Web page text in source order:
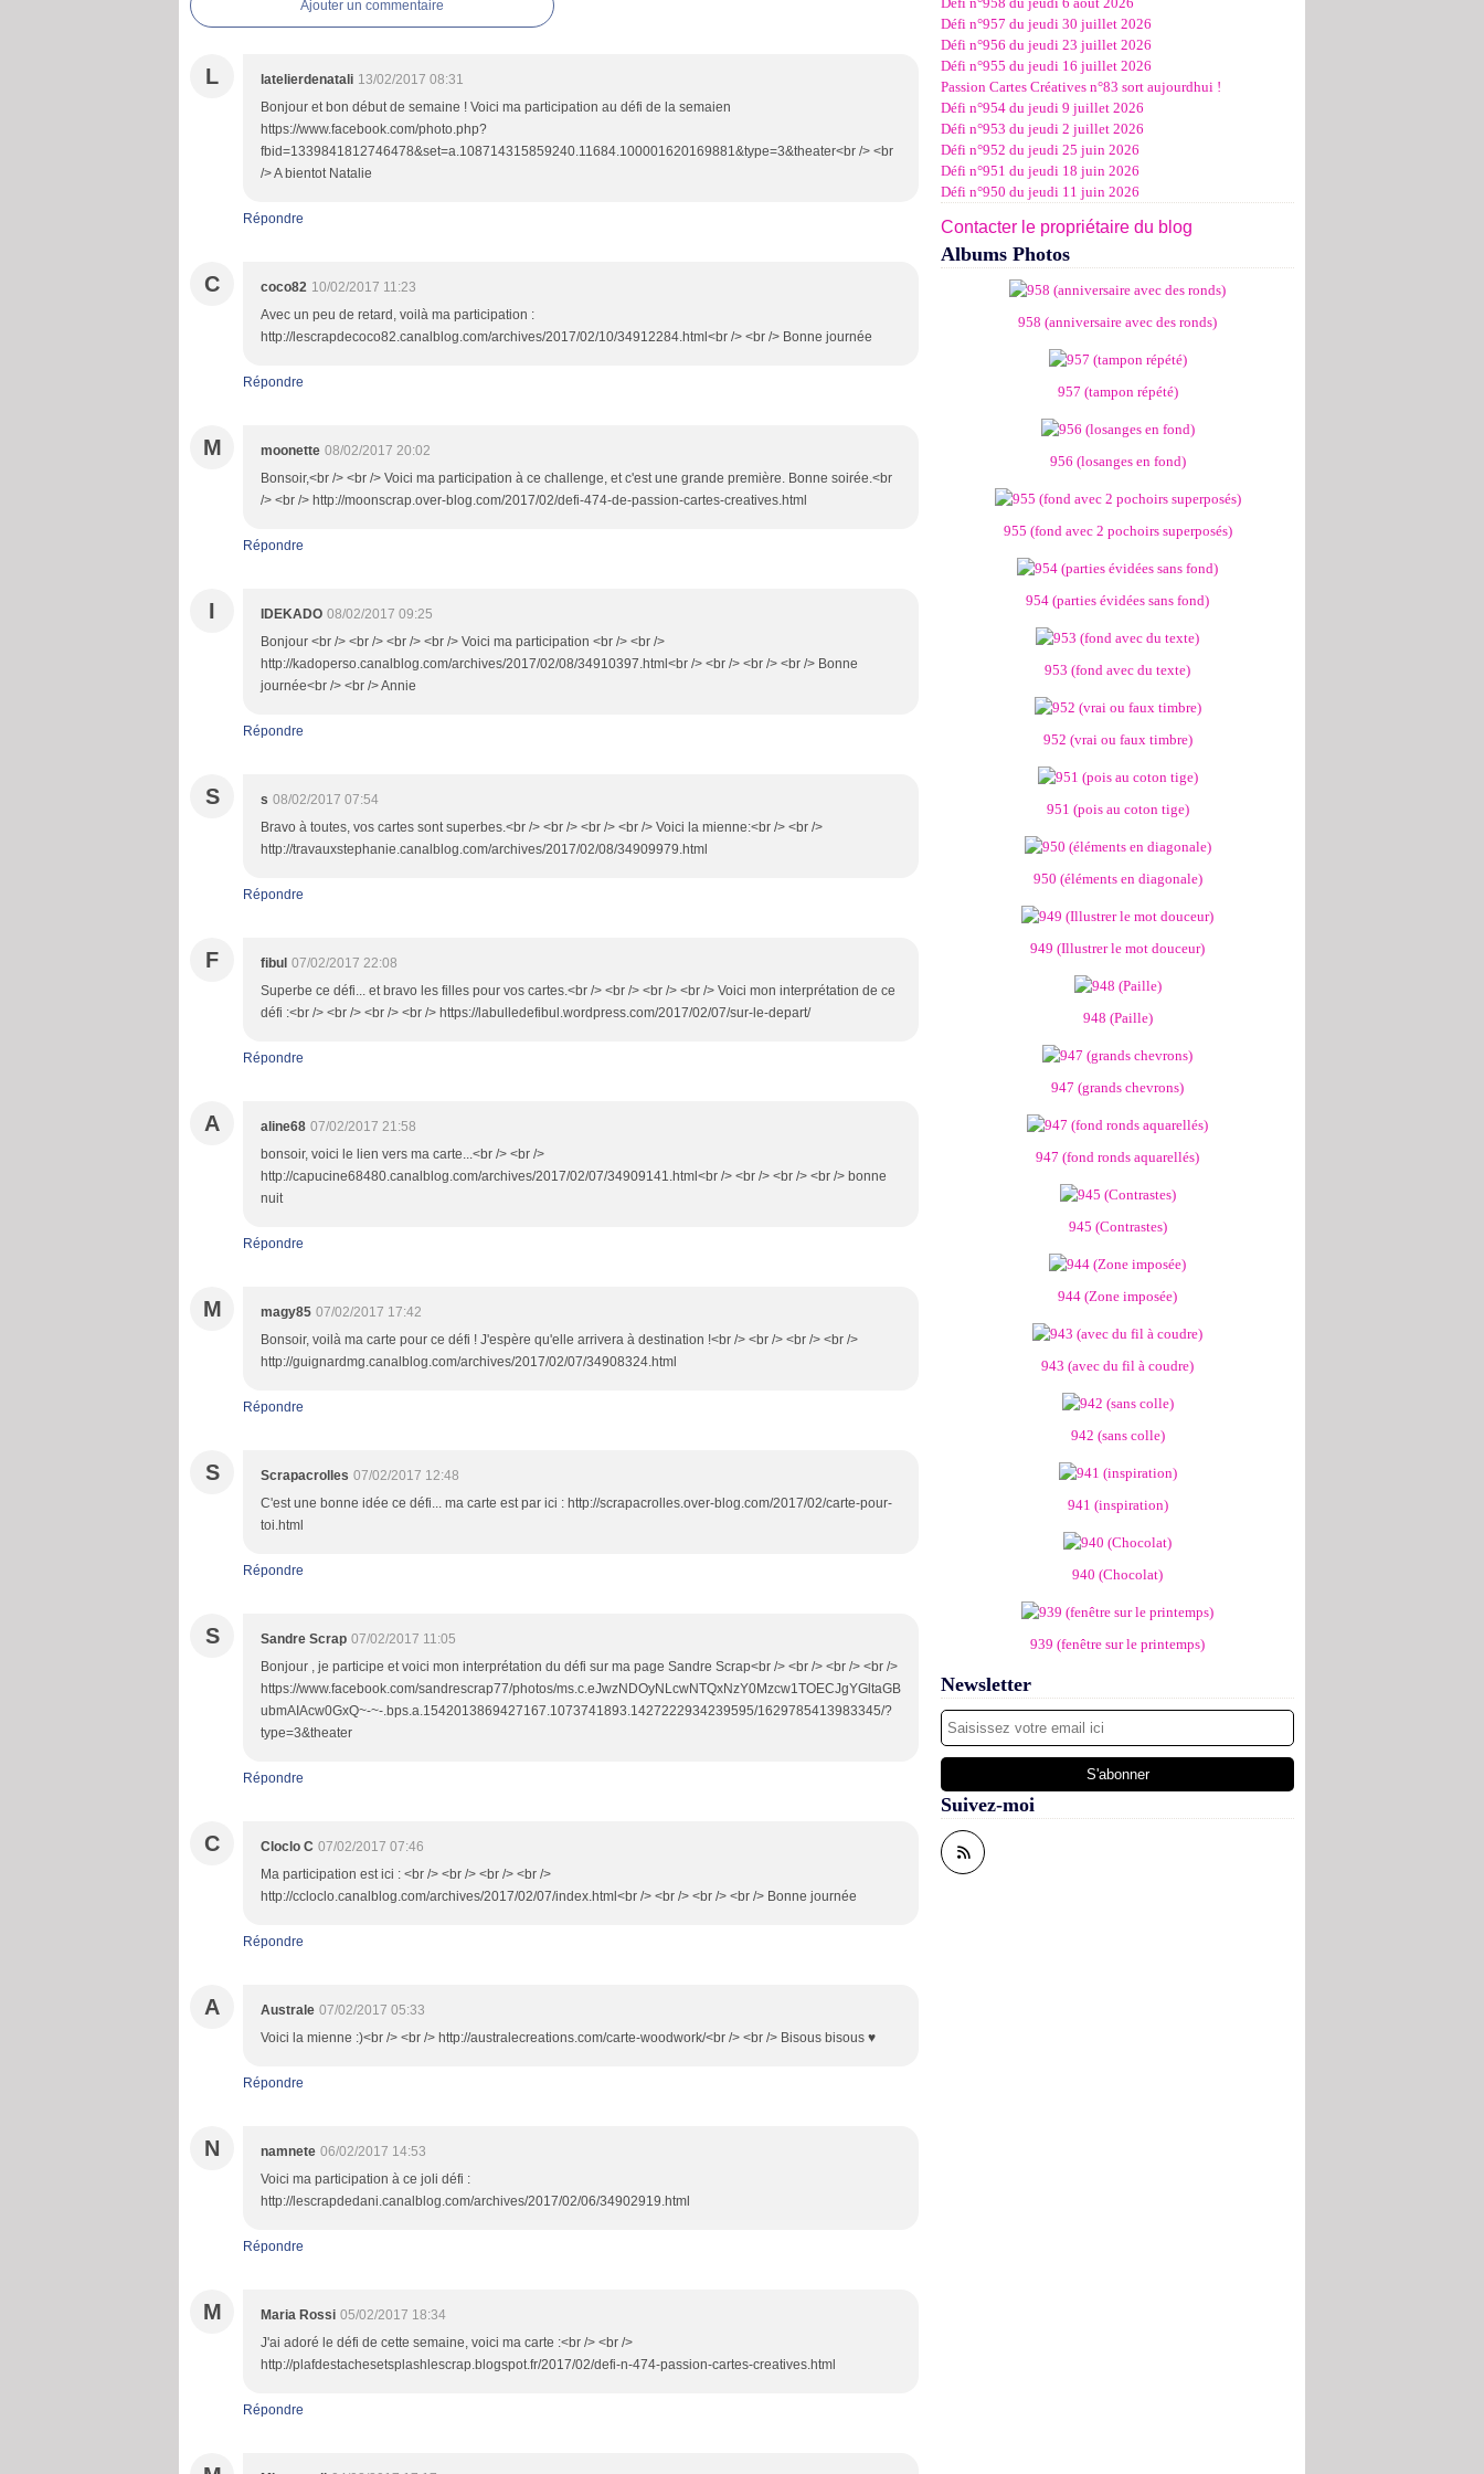
Ajouter un commentaire
L latelierdenatali 13/02/2017 08:31
Bonjour et bon début de semaine ! Voici ma participation au défi de la semaien
https://www.facebook.com/photo.php?
fbid=1339841812746478&set=a.108714315859240.11684.100001620169881&type=3&theater<br /> <br
/> A bientot Natalie
Répondre
C coco82 10/02/2017 11:23
Avec un peu de retard, voilà ma participation :
http://lescrapdecoco82.canalblog.com/archives/2017/02/10/34912284.html<br /> <br /> Bonne journée
Répondre
M moonette 08/02/2017 20:02
Bonsoir,<br /> <br /> Voici ma participation à ce challenge, et c'est une grande première. Bonne soirée.<br
/> <br /> http://moonscrap.over-blog.com/2017/02/defi-474-de-passion-cartes-creatives.html
Répondre
I IDEKADO 08/02/2017 09:25
Bonjour <br /> <br /> <br /> <br /> Voici ma participation <br /> <br />
http://kadoperso.canalblog.com/archives/2017/02/08/34910397.html<br /> <br /> <br /> <br /> Bonne
journée<br /> <br /> Annie
Répondre
S s 08/02/2017 07:54
Bravo à toutes, vos cartes sont superbes.<br /> <br /> <br /> <br /> Voici la mienne:<br /> <br />
http://travauxstephanie.canalblog.com/archives/2017/02/08/34909979.html
Répondre
F fibul 07/02/2017 22:08
Superbe ce défi... et bravo les filles pour vos cartes.<br /> <br /> <br /> <br /> Voici mon interprétation de ce
défi :<br /> <br /> <br /> <br /> https://labulledefibul.wordpress.com/2017/02/07/sur-le-depart/
Répondre
A aline68 07/02/2017 21:58
bonsoir, voici le lien vers ma carte...<br /> <br />
http://capucine68480.canalblog.com/archives/2017/02/07/34909141.html<br /> <br /> <br /> <br /> bonne
nuit
Répondre
M magy85 07/02/2017 17:42
Bonsoir, voilà ma carte pour ce défi ! J'espère qu'elle arrivera à destination !<br /> <br /> <br /> <br />
http://guignardmg.canalblog.com/archives/2017/02/07/34908324.html
Répondre
S Scrapacrolles 07/02/2017 12:48
C'est une bonne idée ce défi... ma carte est par ici : http://scrapacrolles.over-blog.com/2017/02/carte-pour-
toi.html
Répondre
S Sandre Scrap 07/02/2017 11:05
Bonjour , je participe et voici mon interprétation du défi sur ma page Sandre Scrap<br /> <br /> <br /> <br />
https://www.facebook.com/sandrescrap77/photos/ms.c.eJwzNDOyNLcwNTQxNzY0Mzcw1TOECJgYGltaGB
ubmAIAcw0GxQ~-~-.bps.a.1542013869427167.1073741893.1427222934239595/1629785413983345/?
type=3&theater
Répondre
C Cloclo C 07/02/2017 07:46
Ma participation est ici : <br /> <br /> <br /> <br />
http://ccloclo.canalblog.com/archives/2017/02/07/index.html<br /> <br /> <br /> <br /> Bonne journée
Répondre
A Australe 07/02/2017 05:33
Voici la mienne :)<br /> <br /> http://australecreations.com/carte-woodwork/<br /> <br /> Bisous bisous ♥
Répondre
N namnete 06/02/2017 14:53
Voici ma participation à ce joli défi :
http://lescrapdedani.canalblog.com/archives/2017/02/06/34902919.html
Répondre
M Maria Rossi 05/02/2017 18:34
J'ai adoré le défi de cette semaine, voici ma carte :<br /> <br />
http://plafdestachesetsplashlescrap.blogspot.fr/2017/02/defi-n-474-passion-cartes-creatives.html
Répondre
Janvier (4)
Février (8)
Janvier (6)
Mars(12)
Février (14)
Janvier (13)
Avril(19)
Mars(13)
Février (14)
Janvier (15)
Mai(11)
Avril(14)
Mars(16)
Février (14)
Janvier(18)
Juin(16)
Mai(19)
Avril(24)
Mars(16)
Février(15)
Janvier (19)
Juillet(17)
Juin(15)
Mai(19)
Avril(20)
Mars(8)
Février(17)
Janvier (15)
Défi n°957 du jeudi 30 juillet 2026
Défi n°956 du jeudi 23 juillet 2026
Défi n°955 du jeudi 16 juillet 2026
Passion Cartes Créatives n°83 sort aujourdhui !
Défi n°954 du jeudi 9 juillet 2026
Défi n°953 du jeudi 2 juillet 2026
Défi n°952 du jeudi 25 juin 2026
Défi n°951 du jeudi 18 juin 2026
Défi n°950 du jeudi 11 juin 2026
Contacter le propriétaire du blog
Albums Photos
958 (anniversaire avec des ronds)
957 (tampon répété)
956 (losanges en fond)
955 (fond avec 2 pochoirs superposés)
954 (parties évidées sans fond)
953 (fond avec du texte)
952 (vrai ou faux timbre)
951 (pois au coton tige)
950 (éléments en diagonale)
949 (Illustrer le mot douceur)
948 (Paille)
947 (grands chevrons)
947 (fond ronds aquarellés)
945 (Contrastes)
944 (Zone imposée)
943 (avec du fil à coudre)
942 (sans colle)
941 (inspiration)
940 (Chocolat)
939 (fenêtre sur le printemps)
Newsletter
Suivez-moi